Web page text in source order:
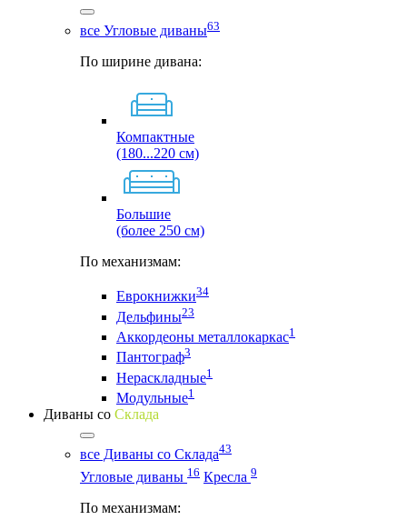
все Угловые диваны63
По ширине дивана:
Компактные
(180...220 см)
Большие
(более 250 см)
По механизмам:
Еврокнижки34
Дельфины23
Аккордеоны металлокаркас1
Пантограф3
Нераскладные1
Модульные1
Диваны со Склада
все Диваны со Склада43
Угловые диваны 16 Кресла 9
По механизмам: